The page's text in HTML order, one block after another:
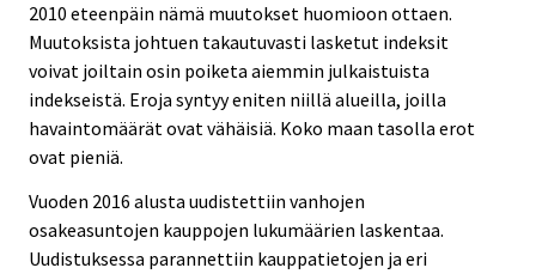
2010 eteenpäin nämä muutokset huomioon ottaen.
Muutoksista johtuen takautuvasti lasketut indeksit
voivat joiltain osin poiketa aiemmin julkaistuista
indekseistä. Eroja syntyy eniten niillä alueilla, joilla
havaintomäärät ovat vähäisiä. Koko maan tasolla erot
ovat pieniä.
Vuoden 2016 alusta uudistettiin vanhojen
osakeasuntojen kauppojen lukumäärien laskentaa.
Uudistuksessa parannettiin kauppatietojen ja eri